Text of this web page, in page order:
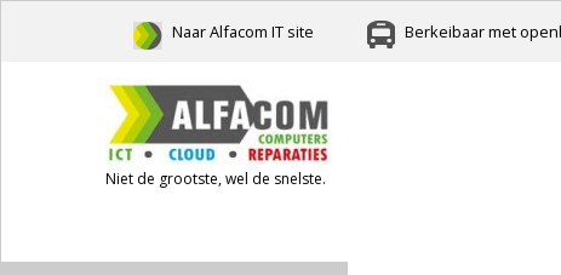
Naar Alfacom IT site Berkeibaar met
Niet de grootste, wel de snelste.